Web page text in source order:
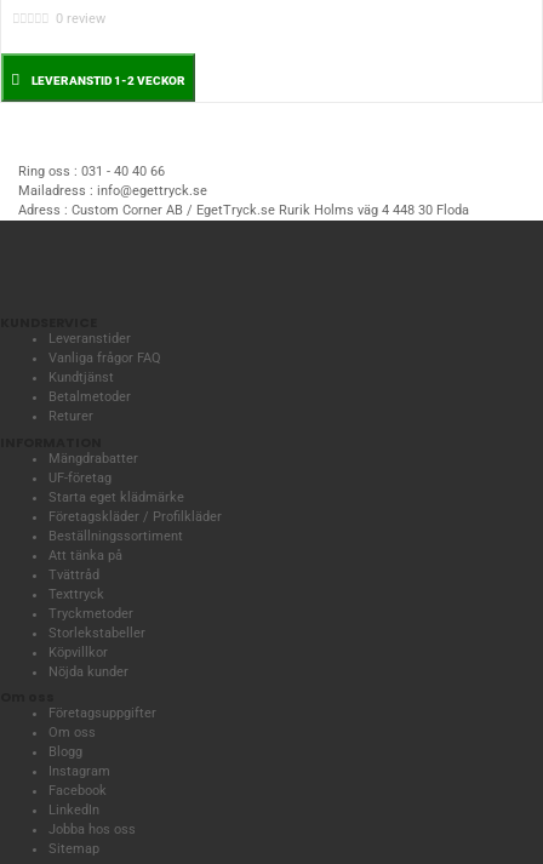
0 review
LEVERANSTID 1-2 VECKOR
Ring oss : 031 - 40 40 66
Mailadress : info@egettryck.se
Adress : Custom Corner AB / EgetTryck.se Rurik Holms väg 4 448 30 Floda
Leveranstider
Vanliga frågor FAQ
Kundtjänst
Betalmetoder
Returer
Mängdrabatter
UF-företag
Starta eget klädmärke
Företagskläder / Profilkläder
Beställningssortiment
Att tänka på
Tvättråd
Texttryck
Tryckmetoder
Storlekstabeller
Köpvillkor
Nöjda kunder
Företagsuppgifter
Om oss
Blogg
Instagram
Facebook
LinkedIn
Jobba hos oss
Sitemap